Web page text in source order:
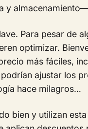
y
Para pesar de
optimizar.
más fáciles,
ajustar los
hace milagros…
bien y utilizan